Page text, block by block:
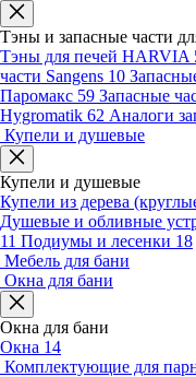
Тэны и запасные части
Тэны для печей HARVIA
части Sangens 10
Паромакс 59 Запасные
Hygromatik 62 Аналоги
Купели и душевые
Купели и душевые
Купели из дерева
Душевые и обливные
11 Подиумы и лесенки 18
Мебель для бани
Окна для бани
Окна для бани
Окна 14
Комплектующие для